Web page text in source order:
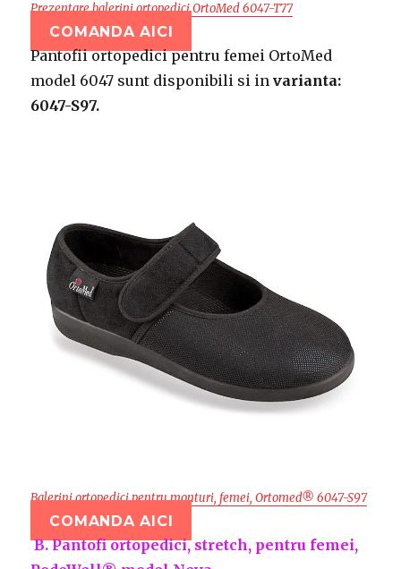
Prezentare balerini ortopedici OrtoMed 6047-T77
COMANDA AICI
Pantofii ortopedici pentru femei OrtoMed
model 6047 sunt disponibili si invarianta:
6047-S97.
Balerini ortopedici pentru monturi, femei, Ortomed® 6047-S97
COMANDA AICI
B. Pantofi ortopedici, stretch, pentru femei,